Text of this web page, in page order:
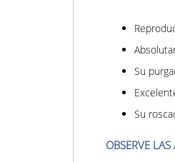
Su
Su
OBSERVE